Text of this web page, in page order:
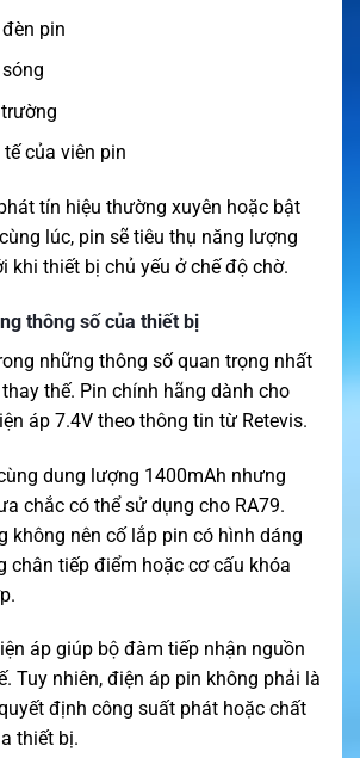
pin
của viên pin
tín hiệu thường xuyên hoặc bật
lúc, pin sẽ tiêu thụ năng lượng
khi thiết bị chủ yếu ở chế độ chờ.
thông số của thiết bị
những thông số quan trọng nhất
thế. Pin chính hãng dành cho
áp 7.4V theo thông tin từ Retevis.
dung lượng 1400mAh nhưng
chắc có thể sử dụng cho RA79.
không nên cố lắp pin có hình dáng
chân tiếp điểm hoặc cơ cấu khóa
áp giúp bộ đàm tiếp nhận nguồn
Tuy nhiên, điện áp pin không phải là
định công suất phát hoặc chất
thiết bị.